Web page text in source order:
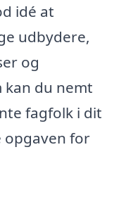
idé at
udbydere,
og
kan du nemt
fagfolk i dit
opgaven for